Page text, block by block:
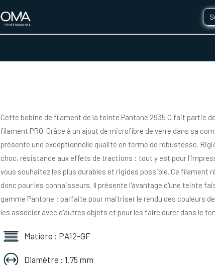
Cette bobine de filament de la teinte Pantone 2935 C fait partie de
filament PRO. Grâce à un ajout de microfibre de verre dans sa
présente une exceptionnelle qualité en terme de robustesse.
choc, résistance aux effets de tractions : tout y est pour
vous souhaitez les plus durables et rigides possible. Ce filament
donc pour les connaisseurs. Il présente l'avantage d'une teinte
gamme Pantone : parfaite pour maitriser le rendu des couleurs
les associer avec d'autres objets et pour les faire durer dans le
Matière : PA12-GF
Diamètre : 1.75 mm